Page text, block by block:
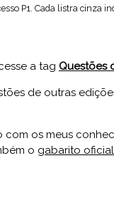
P1. Cada listra cinza
a tag Questões
de outras
os meus
o gabarito